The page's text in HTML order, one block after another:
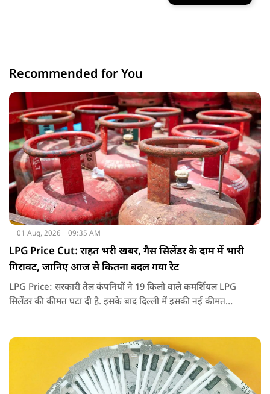
Recommended for You
01 Aug, 2026 09:35 AM
LPG Price Cut: राहत भरी खबर, गैस सिलेंडर के दाम में भारी
गिरावट, जानिए आज से कितना बदल गया रेट
LPG Price: सरकारी तेल कंपनियों ने 19 किलो वाले कमर्शियल LPG
सिलेंडर की कीमत घटा दी है. इसके बाद दिल्ली में इसकी नई कीमत